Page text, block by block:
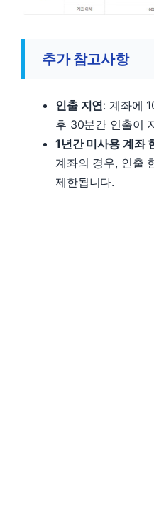
추가 참고사항
인출 지연: 계좌에
후 30분간 인출이
1년간 미사용 계좌
계좌의 경우, 인출
제한됩니다.